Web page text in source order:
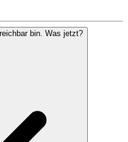
bin. Was jetzt?